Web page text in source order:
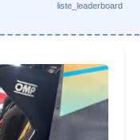
liste_leaderboard